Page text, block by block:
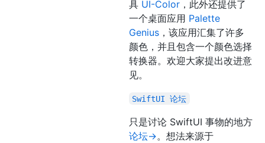
具 UI-Color ，此外还提供了
一个桌面应用 Palette
Genius ，该应用汇集了许多
颜色，并且包含一个颜色选择
转换器。欢迎大家提出改进意
见。
SwiftUI 论坛
只是讨论 SwiftUI 事物的地方
论坛→。想法来源于